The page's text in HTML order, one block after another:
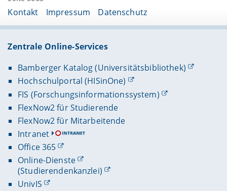
Kontakt Impressum Datenschutz
Zentrale Online-Services
Bamberger Katalog (Universitätsbibliothek)
Hochschulportal (HISinOne)
FIS (Forschungsinformationssystem)
FlexNow2 für Studierende
FlexNow2 für Mitarbeitende
Intranet
Office 365
Online-Dienste
(Studierendenkanzlei)
UnivIS